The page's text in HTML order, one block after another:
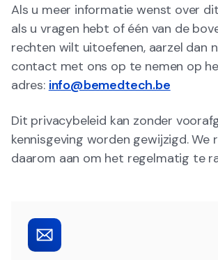
Als u meer informatie wenst over
als u vragen hebt of één van de
rechten wilt uitoefenen, aarzel dan
contact met ons op te nemen op
adres: info@bemedtech.be
Dit privacybeleid kan zonder
kennisgeving worden gewijzigd. We
daarom aan om het regelmatig te